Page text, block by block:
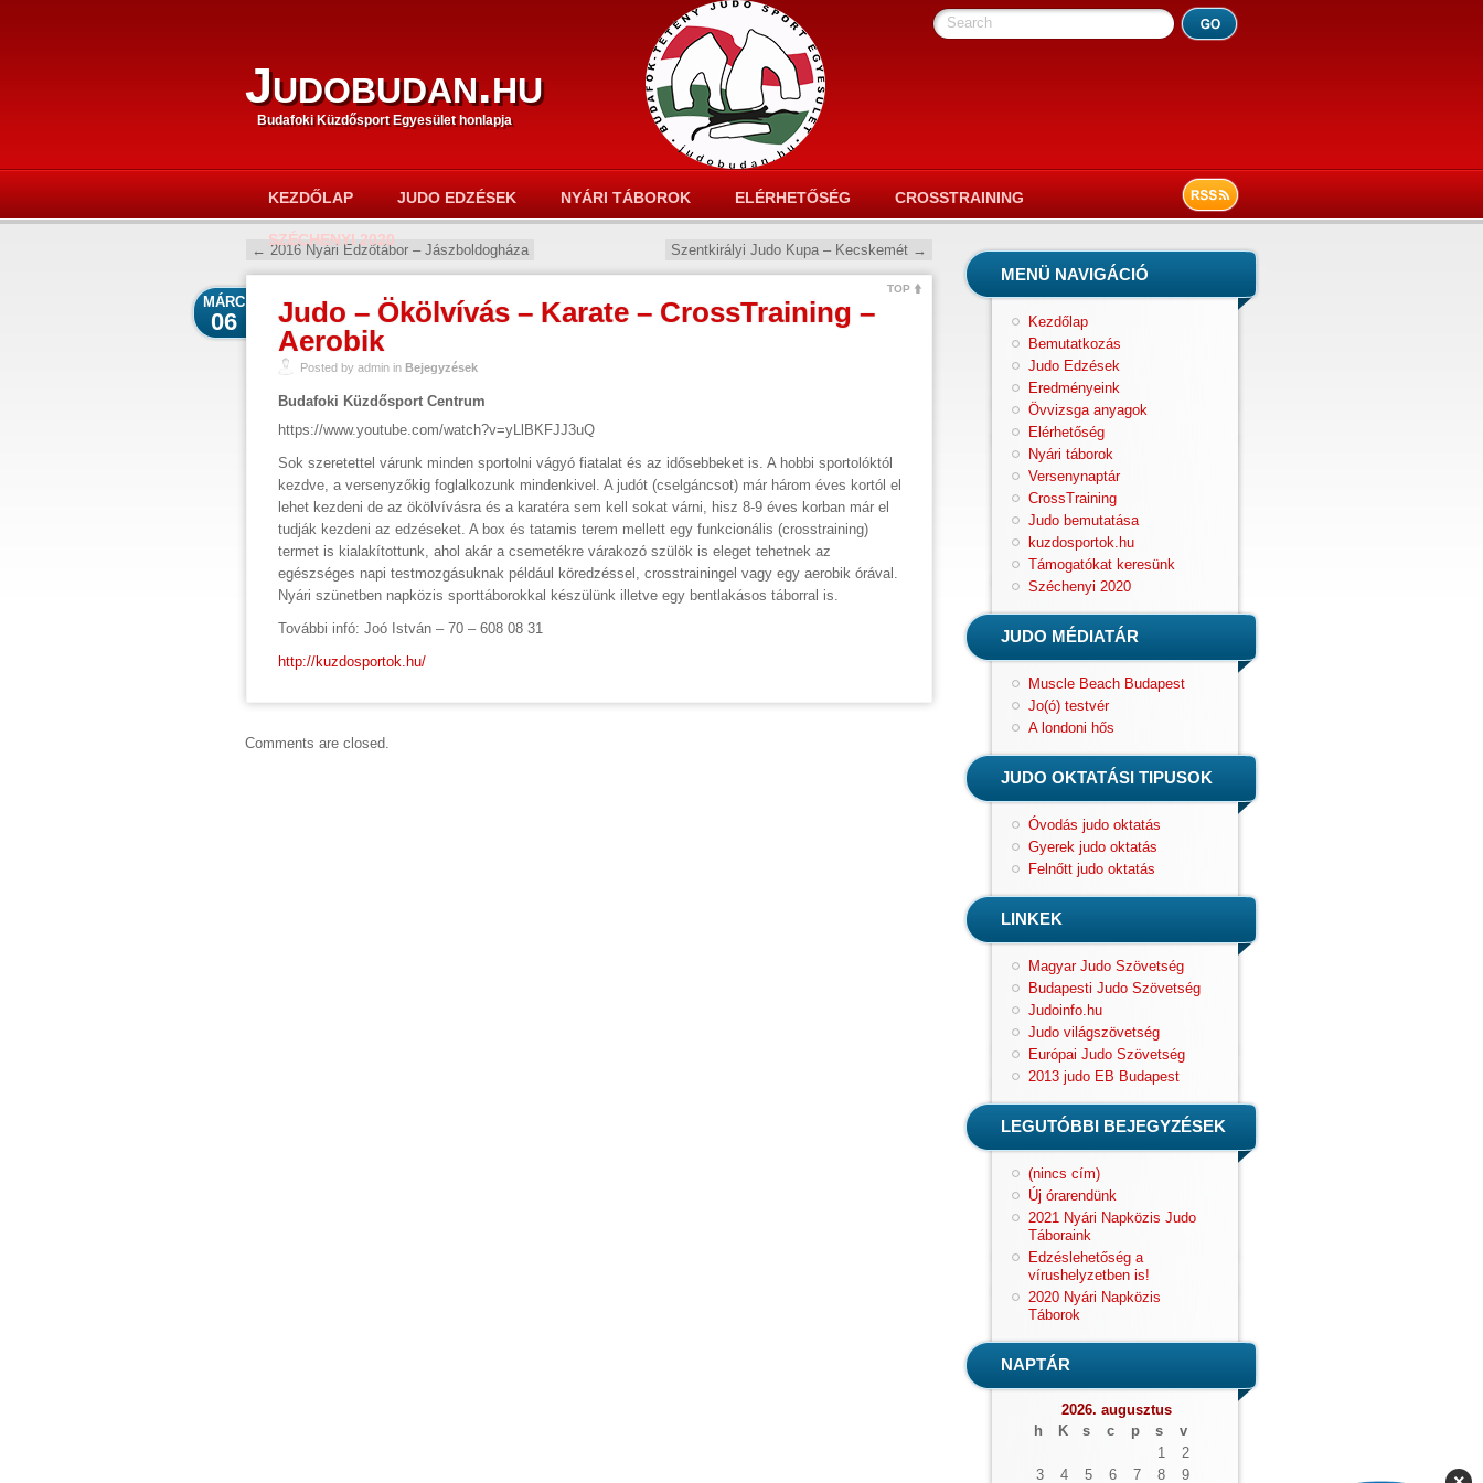
Search
Judobudan.hu
Budafoki Küzdősport Egyesület honlapja
KEZDŐLAP JUDO EDZÉSEK NYÁRI TÁBOROK ELÉRHETŐSÉG CROSSTRAINING
SZÉCHENYI 2020
← 2016 Nyári Edzőtábor – Jászboldogháza Szentkirályi Judo Kupa – Kecskemét →
TOP
Judo – Ökölvívás – Karate – CrossTraining –
Aerobik
MÁRC
06
Posted by admin in Bejegyzések
Budafoki Küzdősport Centrum
https://www.youtube.com/watch?v=yLlBKFJJ3uQ
Sok szeretettel várunk minden sportolni vágyó fiatalat és az idősebbeket is. A hobbi sportolóktól
kezdve, a versenyzőkig foglalkozunk mindenkivel. A judót (cselgáncsot) már három éves kortól el
lehet kezdeni de az ökölvívásra és a karatéra sem kell sokat várni, hisz 8-9 éves korban már el
tudják kezdeni az edzéseket. A box és tatamis terem mellett egy funkcionális (crosstraining)
termet is kialakítottunk, ahol akár a csemetékre várakozó szülök is eleget tehetnek az
egészséges napi testmozgásuknak például köredzéssel, crosstrainingel vagy egy aerobik órával.
Nyári szünetben napközis sporttáborokkal készülünk illetve egy bentlakásos táborral is.
További infó: Joó István – 70 – 608 08 31
http://kuzdosportok.hu/
Comments are closed.
MENÜ NAVIGÁCIÓ
Kezdőlap
Bemutatkozás
Judo Edzések
Eredményeink
Övvizsga anyagok
Elérhetőség
Nyári táborok
Versenynaptár
CrossTraining
Judo bemutatása
kuzdosportok.hu
Támogatókat keresünk
Széchenyi 2020
JUDO MÉDIATÁR
Muscle Beach Budapest
Jo(ó) testvér
A londoni hős
JUDO OKTATÁSI TIPUSOK
Óvodás judo oktatás
Gyerek judo oktatás
Felnőtt judo oktatás
LINKEK
Magyar Judo Szövetség
Budapesti Judo Szövetség
Judoinfo.hu
Judo világszövetség
Európai Judo Szövetség
2013 judo EB Budapest
LEGUTÓBBI BEJEGYZÉSEK
(nincs cím)
Új órarendünk
2021 Nyári Napközis Judo
Táboraink
Edzéslehetőség a
vírushelyzetben is!
2020 Nyári Napközis
Táborok
NAPTÁR
2026. augusztus
h
K s c p s
v
1
2
3
4 5 6 7 8 9